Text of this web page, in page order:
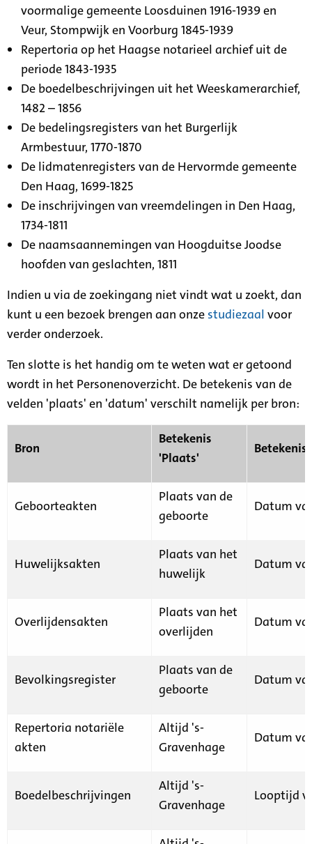
voormalige gemeente Loosduinen 1916-1939 en
Veur, Stompwijk en Voorburg 1845-1939
Repertoria op het Haagse notarieel archief uit de
periode 1843-1935
De boedelbeschrijvingen uit het Weeskamerarchief,
1482 – 1856
De bedelingsregisters van het Burgerlijk
Armbestuur, 1770-1870
De lidmatenregisters van de Hervormde gemeente
Den Haag, 1699-1825
De inschrijvingen van vreemdelingen in Den Haag,
1734-1811
De naamsaannemingen van Hoogduitse Joodse
hoofden van geslachten, 1811
Indien u via de zoekingang niet vindt wat u zoekt, dan
kunt u een bezoek brengen aan onze studiezaal voor
verder onderzoek.
Ten slotte is het handig om te weten wat er getoond
wordt in het Personenoverzicht. De betekenis van de
velden 'plaats' en 'datum' verschilt namelijk per bron:
Bron
Betekenis
'Plaats'
Geboorteakten
Plaats van de
geboorte
Datum
Huwelijksakten
Plaats van het
huwelijk
Datum
Overlijdensakten
Plaats van het
overlijden
Datum
Bevolkingsregister
Plaats van de
geboorte
Datum
Repertoria notariële
akten
Altijd 's-
Gravenhage
Datum
Boedelbeschrijvingen
Altijd 's-
Gravenhage
Looptijd